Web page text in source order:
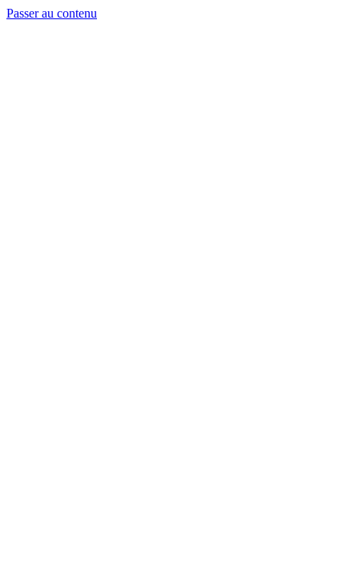
Passer au contenu